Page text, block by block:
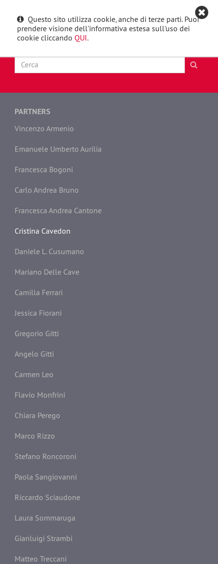
Questo sito utilizza cookie, anche di terze parti. Puoi
prendere visione dell'informativa estesa sull'uso dei
cookie cliccando QUI.
English
Toggle
PARTNERS
Vincenzo Armenio
Emanuele Umberto Aurilia
Francesca Bogoni
Carlo Andrea Bruno
Francesca Andrea Cantone
Cristina Cavedon
Daniele L. Cusumano
Mariano Delle Cave
Camilla Ferrari
Jessica Fiorani
Gregorio Gitti
Angelo Gitti
Carmen Leo
Flavio Monfrini
Chiara Perego
Marco Rizzo
Stefano Roncoroni
Paola Sangiovanni
Riccardo Sciaudone
Laura Sommaruga
Gianluigi Strambi
Matteo Treccani